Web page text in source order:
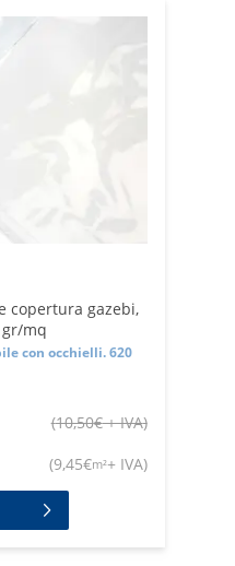
copertura gazebi,
mq
con occhielli. 620
(10,50€+ IVA)
(9,45€m²+ IVA)